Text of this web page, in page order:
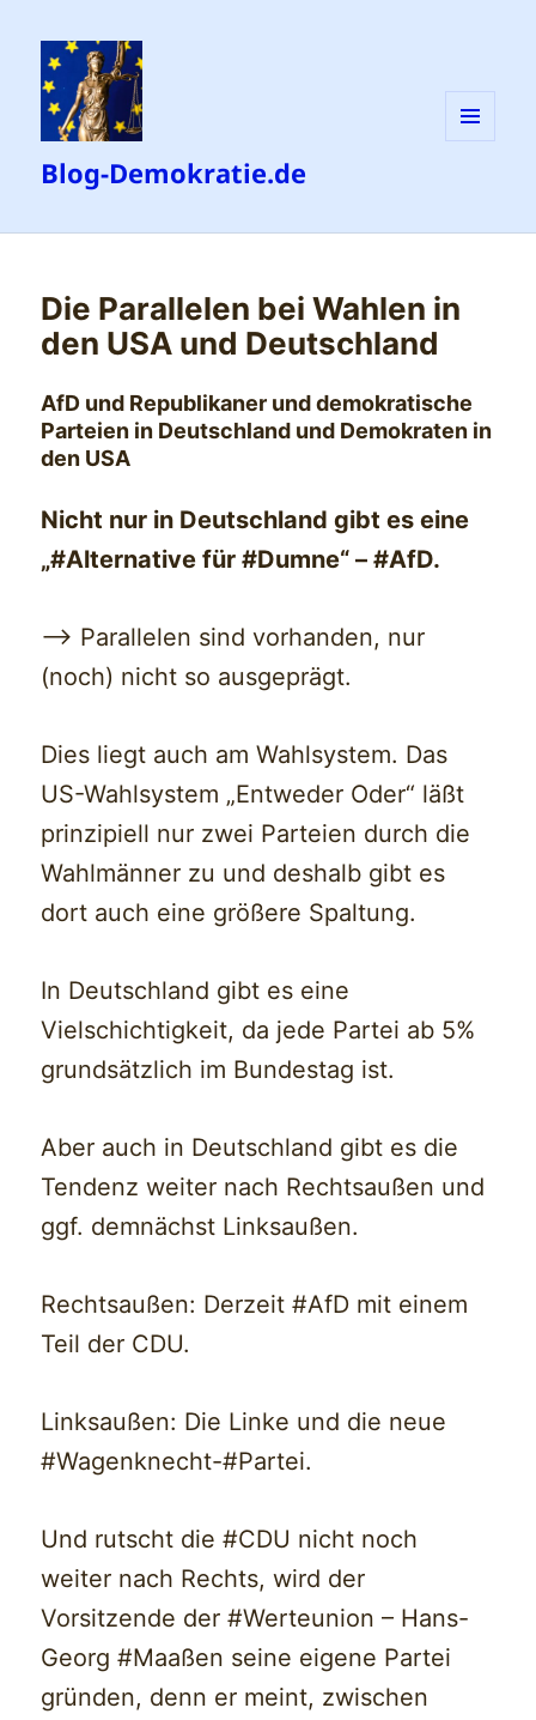
Blog-Demokratie.de
Die Parallelen bei Wahlen in
den USA und Deutschland
AfD und Republikaner und demokratische
Parteien in Deutschland und Demokraten in
den USA
Nicht nur in Deutschland gibt es eine
„#Alternative für #Dumne“ – #AfD.
—> Parallelen sind vorhanden, nur
(noch) nicht so ausgeprägt.
Dies liegt auch am Wahlsystem. Das
US-Wahlsystem „Entweder Oder“ läßt
prinzipiell nur zwei Parteien durch die
Wahlmänner zu und deshalb gibt es
dort auch eine größere Spaltung.
In Deutschland gibt es eine
Vielschichtigkeit, da jede Partei ab 5%
grundsätzlich im Bundestag ist.
Aber auch in Deutschland gibt es die
Tendenz weiter nach Rechtsaußen und
ggf. demnächst Linksaußen.
Rechtsaußen: Derzeit #AfD mit einem
Teil der CDU.
Linksaußen: Die Linke und die neue
#Wagenknecht-#Partei.
Und rutscht die #CDU nicht noch
weiter nach Rechts, wird der
Vorsitzende der #Werteunion – Hans-
Georg #Maaßen seine eigene Partei
gründen, denn er meint, zwischen